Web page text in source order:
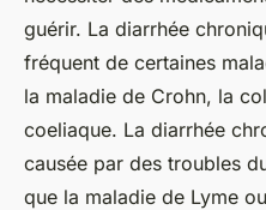
guérir. La diarrhée
fréquent de certaines
la maladie de Crohn, la
coeliaque. La diarrhée
causée par des troubles
que la maladie de Lyme